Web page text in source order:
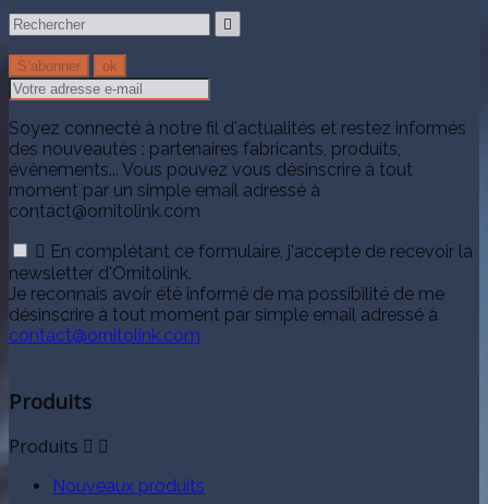

Soyez connecté à notre fil d'actualités et restez informés
des nouveautés : partenaires fabricants, produits,
évènements... Vous pouvez vous désinscrire à tout
moment par un simple email adressé à
contact@ornitolink.com
 En complétant ce formulaire, j'accepte de recevoir la
newsletter d'Ornitolink.
Je reconnais avoir été informé de ma possibilité de me
désinscrire à tout moment par simple email adressé à
contact@ornitolink.com
Produits
Produits  
Nouveaux produits